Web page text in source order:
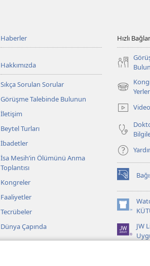
Haberler
Hakkımızda
Sıkça Sorulan Sorular
Görüşme Talebinde Bulunun
İletişim
Beytel Turları
İbadetler
İsa Mesih’in Ölümünü Anma
Toplantısı
Kongreler
Faaliyetler
Tecrübeler
Dünya Çapında
Hızlı
Yerler
(yeni
açar)
(yeni
pencere
açar)
(yeni
açar)
JW